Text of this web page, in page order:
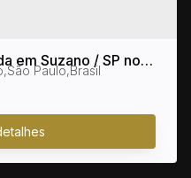
em Suzano / SP no
Cristo
,São Paulo,Brasil